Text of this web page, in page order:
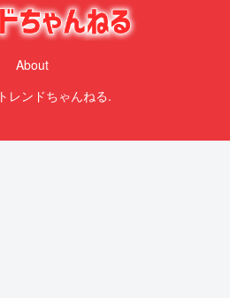
About
レンドちゃんねる.